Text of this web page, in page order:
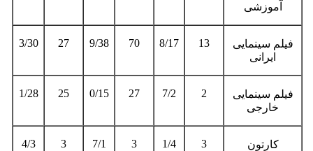
آموزشی
فیلم سینمایی
ایرانی
13
8/17
70
9/38
27
3/30
فیلم سینمایی
خارجی
2
7/2
27
0/15
25
1/28
کارتون 3
1/4
3
7/1
3
4/3